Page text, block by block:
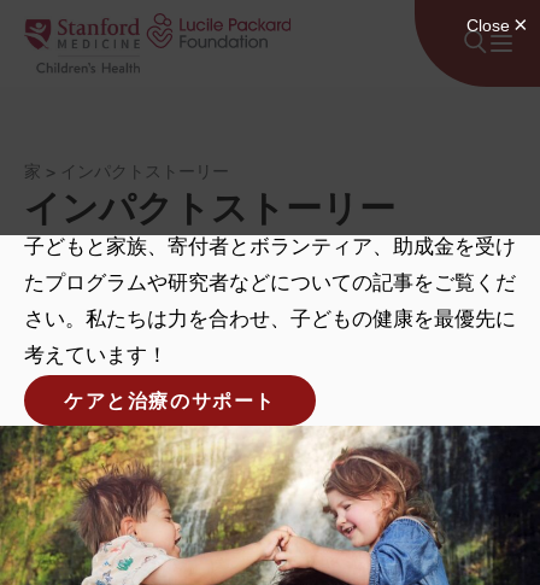
コンテンツにスキップ
家 > インパクトストーリー
インパクトストーリー
子どもと家族、寄付者とボランティア、助成金を受け
たプログラムや研究者などについての記事をご覧くだ
さい。私たちは力を合わせ、子どもの健康を最優先に
考えています！
ケアと治療のサポート